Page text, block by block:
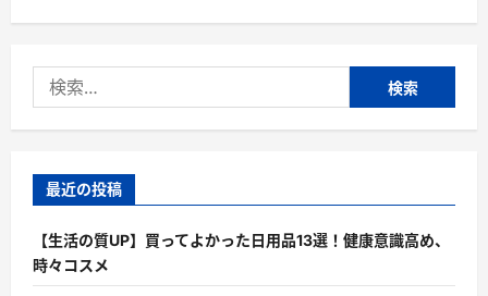
索:
最近の投稿
【生活の質UP】買ってよかった日用品13選！健康意識高め、
時々コスメ